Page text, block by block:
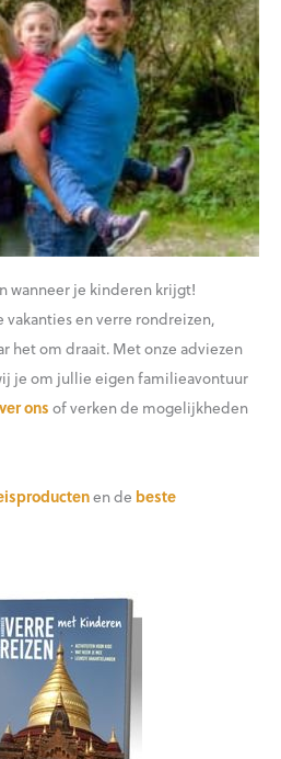
wanneer je kinderen krijgt!
en verre rondreizen,
het om draait. Met onze adviezen
je om jullie eigen familieavontuur
onsof verken de mogelijkheden
en de beste